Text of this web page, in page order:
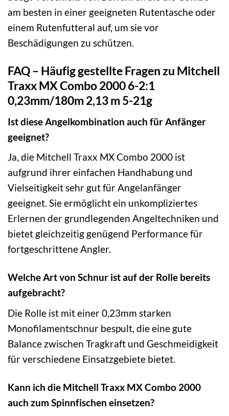
am besten in einer geeigneten Rutentasche oder
einem Rutenfutteral auf, um sie vor
Beschädigungen zu schützen.
FAQ – Häufig gestellte Fragen zu Mitchell
Traxx MX Combo 2000 6-2:1
0,23mm/180m 2,13 m 5-21g
Ist diese Angelkombination auch für Anfänger
geeignet?
Ja, die Mitchell Traxx MX Combo 2000 ist
aufgrund ihrer einfachen Handhabung und
Vielseitigkeit sehr gut für Angelanfänger
geeignet. Sie ermöglicht ein unkompliziertes
Erlernen der grundlegenden Angeltechniken und
bietet gleichzeitig genügend Performance für
fortgeschrittene Angler.
Welche Art von Schnur ist auf der Rolle bereits
aufgebracht?
Die Rolle ist mit einer 0,23mm starken
Monofilamentschnur bespult, die eine gute
Balance zwischen Tragkraft und Geschmeidigkeit
für verschiedene Einsatzgebiete bietet.
Kann ich die Mitchell Traxx MX Combo 2000
auch zum Spinnfischen einsetzen?